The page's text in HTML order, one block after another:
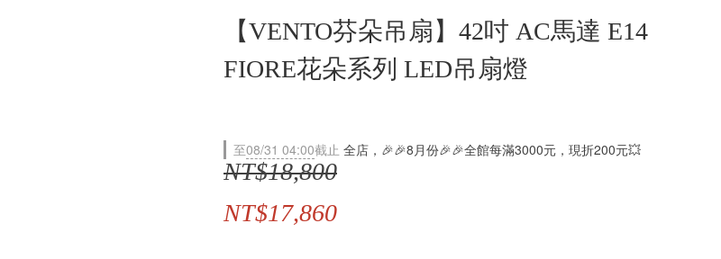
【VENTO芬朵吊扇】42吋 AC馬達 E14
FIORE花朵系列 LED吊扇燈
至08/31 04:00截止 全店，🎉🎉8月份🎉🎉全館每滿3000元，現折200元💥
NT$18,800
NT$17,860